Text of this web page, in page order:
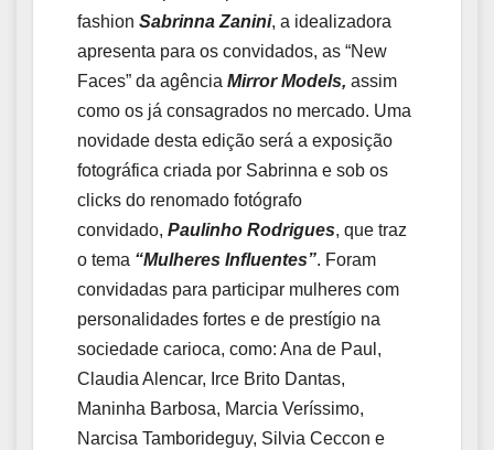
fashion Sabrinna Zanini, a idealizadora
apresenta para os convidados, as “New
Faces” da agência Mirror Models, assim
como os já consagrados no mercado. Uma
novidade desta edição será a exposição
fotográfica criada por Sabrinna e sob os
clicks do renomado fotógrafo
convidado, Paulinho Rodrigues, que traz
o tema “Mulheres Influentes”. Foram
convidadas para participar mulheres com
personalidades fortes e de prestígio na
sociedade carioca, como: Ana de Paul,
Claudia Alencar, Irce Brito Dantas,
Maninha Barbosa, Marcia Veríssimo,
Narcisa Tamborideguy, Silvia Ceccon e